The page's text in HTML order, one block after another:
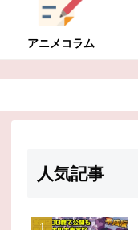
アニメコラム
人気記事